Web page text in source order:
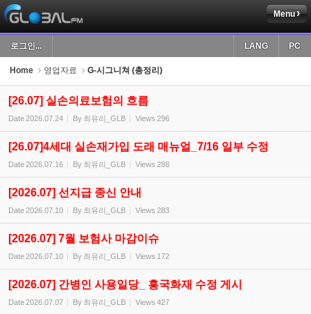
Menu
로그인... PC
LANG
Home 영업자료 G-시그니쳐 (총정리)
[26.07] 실손의료보험의 흐름
Date2026.07.24 By 최유리_GLB Views 296
[26.07]4세대 실손재가입 도래 매뉴얼_7/16 일부 수정
Date2026.07.16 By 최유리_GLB Views 288
[2026.07] 선지급 종신 안내
Date2026.07.10 By 최유리_GLB Views 283
[2026.07] 7월 보험사 마감이슈
Date2026.07.10 By 최유리_GLB Views 172
[2026.07] 간병인 사용일당_ 흥국화재 수정 게시
Date2026.07.07 By 최유리_GLB Views 427
Sketchbook5, 스케치북5
Sketchbook5, 스케치북5